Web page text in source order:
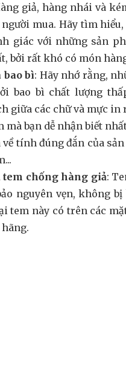
giả, hàng nhái và
người mua. Hãy tìm
giác với những sản
bởi rất khó có món
bao bì: Hãy nhớ rằng,
bao bì chất lượng
giữa các chữ và mực in
mà bạn dễ nhận biết
tính đúng đắn của
tem chống hàng giả:
nguyên vẹn, không
tem này có trên các